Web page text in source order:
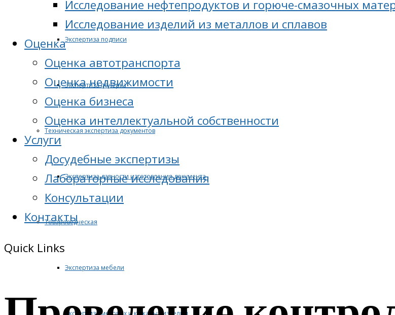
Экспертиза подписи
Экспертиза почерка
Техническая экспертиза документов
Экспертиза давности изготовления документа
Товароведческая
Экспертиза мебели
Исследование нефтепродуктов и горюче-смазочных
Исследование изделий из металлов и сплавов
Оценка
Оценка автотранспорта
Оценка недвижимости
Оценка бизнеса
Оценка интеллектуальной собственности
Услуги
Досудебные экспертизы
Лабораторные исследования
Консультации
Контакты
Quick Links